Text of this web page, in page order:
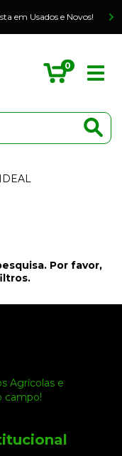
em Usados e Novos!
0
IDEAL
Por favor,
Agrícolas e
campo!